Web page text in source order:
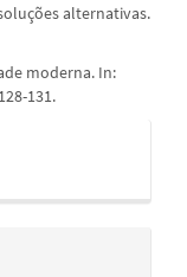
alternativas.
moderna. In:
131.